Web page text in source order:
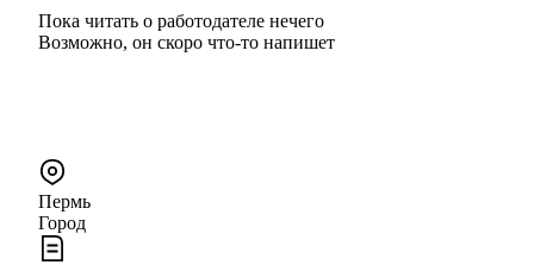
Пока читать о работодателе нечего
Возможно, он скоро что‑то напишет
Пермь
Город